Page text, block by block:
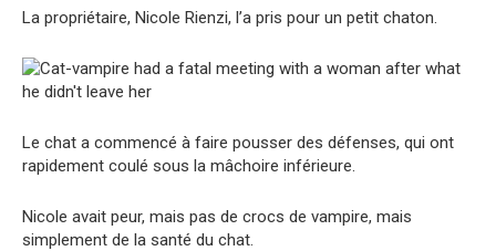
La propriétaire, Nicole Rienzi, l’a pris pour un petit chaton.
Le chat a commencé à faire pousser des défenses, qui ont
rapidement coulé sous la mâchoire inférieure.
Nicole avait peur, mais pas de crocs de vampire, mais
simplement de la santé du chat.